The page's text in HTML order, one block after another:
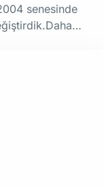
senesinde